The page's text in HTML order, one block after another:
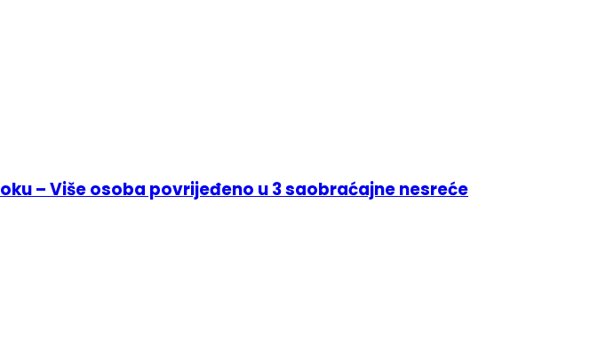
– Više osoba povrijeđeno u 3 saobraćajne nesreće